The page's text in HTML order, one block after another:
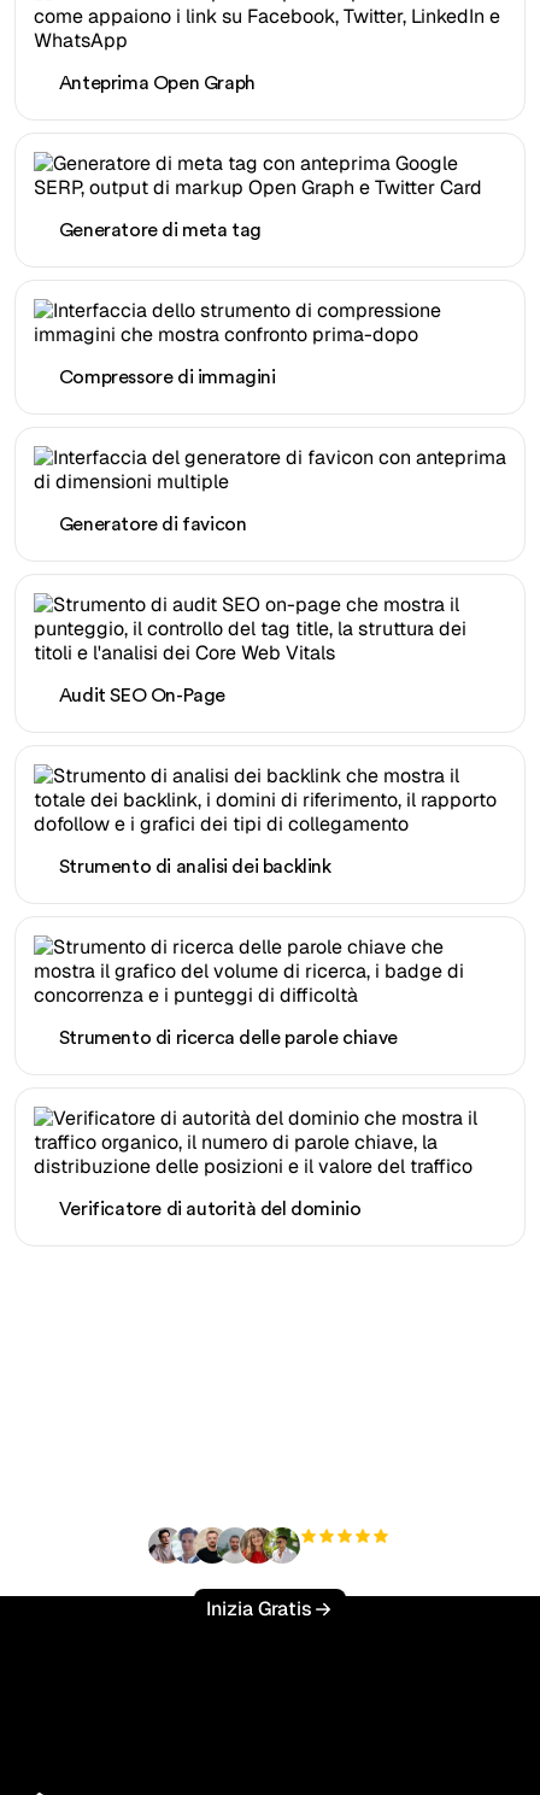
Anteprima Open Graph
Generatore di meta tag
Compressore di immagini
Generatore di favicon
Audit SEO On-Page
Strumento di analisi dei backlink
Strumento di ricerca delle parole chiave
Verificatore di autorità del dominio
Inizia Gratis